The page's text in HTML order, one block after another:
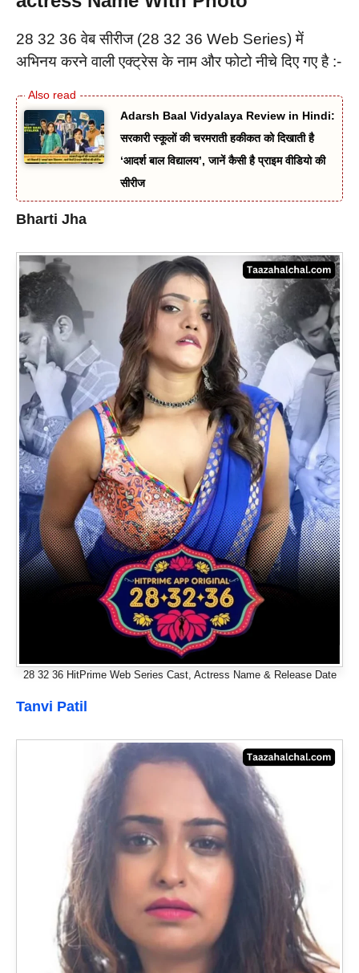
28 32 36 वेब सीरीज (28 32 36 Web Series) में
अभिनय करने वाली एक्ट्रेस के नाम और फोटो नीचे दिए गए है :-
Adarsh Baal Vidyalaya Review in Hindi:
सरकारी स्कूलों की चरमराती हकीकत को दिखाती है
‘आदर्श बाल विद्यालय’, जानें कैसी है प्राइम वीडियो की
सीरीज
Bharti Jha
28 32 36 HitPrime Web Series Cast, Actress Name & Release Date
Tanvi Patil